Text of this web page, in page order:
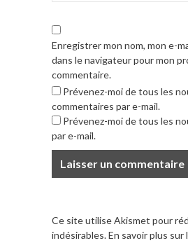
Enregistrer mon nom, mon e-
dans le navigateur pour mon
commentaire.
Prévenez-moi de tous les
commentaires par e-mail.
Prévenez-moi de tous les
par e-mail.
Ce site utilise Akismet pour
indésirables.En savoir plus sur